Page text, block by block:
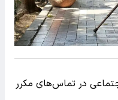
در تماس‌های مکرر